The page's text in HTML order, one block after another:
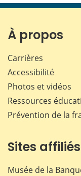
À propos
Carrières
Accessibilité
Photos et vidéos
Ressources
Prévention de la
Sites affiliés
Musée de la